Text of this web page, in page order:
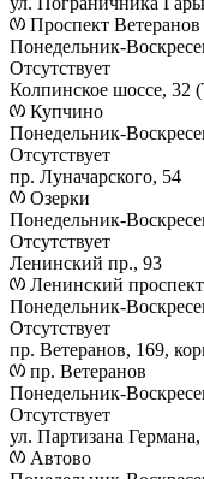
Проспект Ветеранов
Понедельник-
Отсутствует
Колпинское шоссе, 32
Купчино
Понедельник-
Отсутствует
пр. Луначарского, 54
Озерки
Понедельник-
Отсутствует
Ленинский пр., 93
Ленинский проспект
Понедельник-
Отсутствует
пр. Ветеранов, 169,
пр. Ветеранов
Понедельник-
Отсутствует
ул. Партизана Германа,
Автово